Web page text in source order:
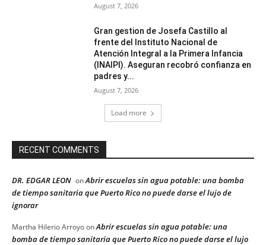
August 7, 2026
Gran gestion de Josefa Castillo al
frente del Instituto Nacional de
Atención Integral a la Primera Infancia
(INAIPI). Aseguran recobró confianza en
padres y...
August 7, 2026
Load more
RECENT COMMENTS
DR. EDGAR LEON onAbrir escuelas sin agua potable: una bomba
de tiempo sanitaria que Puerto Rico no puede darse el lujo de
ignorar
Martha Hilerio ArroyoonAbrir escuelas sin agua potable: una
bomba de tiempo sanitaria que Puerto Rico no puede darse el lujo